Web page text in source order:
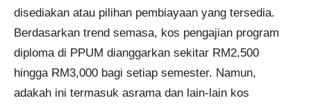
disediakan atau pilihan pembiayaan yang tersedia.
Berdasarkan trend semasa, kos pengajian program
diploma di PPUM dianggarkan sekitar RM2,500
hingga RM3,000 bagi setiap semester. Namun,
adakah ini termasuk asrama dan lain-lain kos